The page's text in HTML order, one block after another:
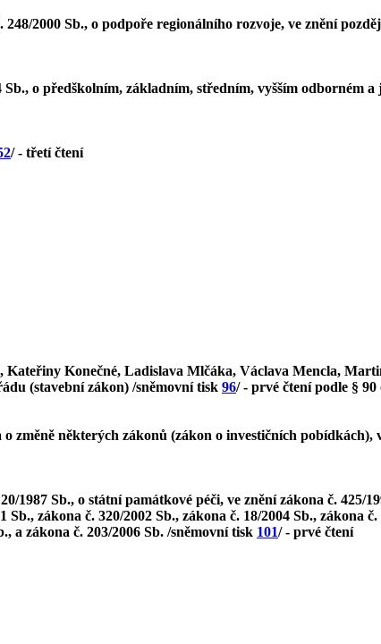
2000 Sb., o podpoře regionálního rozvoje, ve znění
o předškolním, základním, středním, vyšším odborném
/ - třetí čtení
Konečné, Ladislava Mlčáka, Václava Mencla,
(stavební zákon) /sněmovní tisk 96/ - prvé čtení podle § 90
změně některých zákonů (zákon o investičních pobídkách),
Sb., o státní památkové péči, ve znění zákona č. 425/
zákona č. 320/2002 Sb., zákona č. 18/2004 Sb., zákona
a zákona č. 203/2006 Sb. /sněmovní tisk 101/ - prvé čtení